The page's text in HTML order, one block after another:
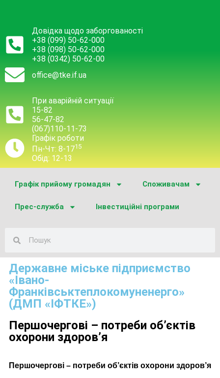
Довідка щодо заборгованості
+38 (099) 50-62-000
+38 (098) 50-62-000
+38 (0342) 50-62-00
office@tke.if.ua
При аварійній ситуації
15-82
56-47-82
(067)110-11-73
Графік роботи
Пн-Чт: 8-1715
Обід: 12-13
Графік прийому громадян Споживачам
Прес-служба Інвестиційні програми
Державне міське підприємство
«Івано-
Франківськтеплокомуненерго»
(ДМП «ІФТКЕ»)
Першочергові – потреби об’єктів
охорони здоров’я
Першочергові – потреби об’єктів охорони здоров’я